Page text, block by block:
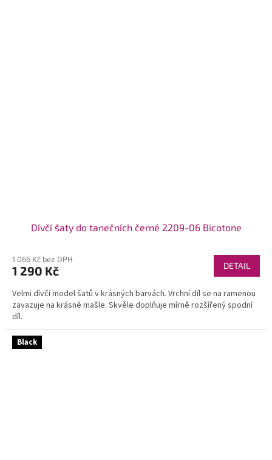
Dívčí šaty do tanečních černé 2209-06 Bicotone
1 066 Kč bez DPH
1 290 Kč DETAIL
Velmi dívčí model šatů v krásných barvách. Vrchní díl se na ramenou
zavazuje na krásné mašle. Skvěle doplňuje mírně rozšířený spodní
díl.
Black